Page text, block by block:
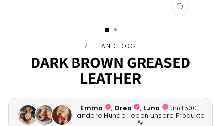
CLOSE
ZEELAND DOG
DARK BROWN GREASED
LEATHER